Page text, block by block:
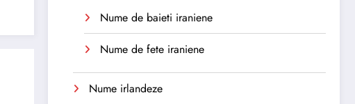
Nume de baieti iraniene
Nume de fete iraniene
Nume irlandeze